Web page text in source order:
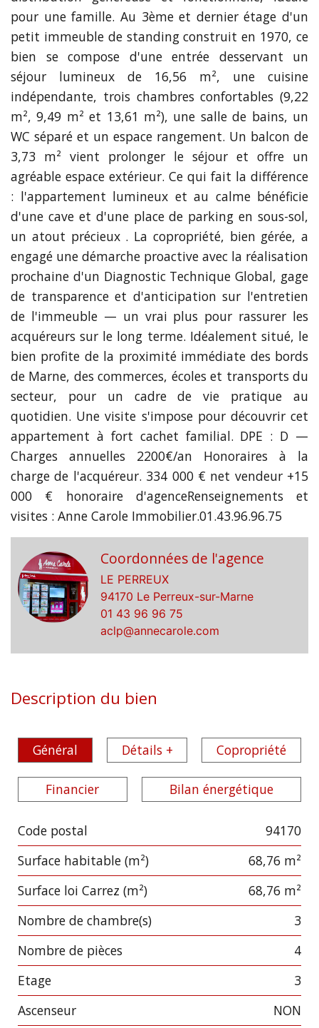
pour une famille. Au 3ème et dernier étage d'un
petit immeuble de standing construit en 1970, ce
bien se compose d'une entrée desservant un
séjour lumineux de 16,56 m², une cuisine
indépendante, trois chambres confortables (9,22
m², 9,49 m² et 13,61 m²), une salle de bains, un
WC séparé et un espace rangement. Un balcon de
3,73 m² vient prolonger le séjour et offre un
agréable espace extérieur. Ce qui fait la différence
: l'appartement lumineux et au calme bénéficie
d'une cave et d'une place de parking en sous-sol,
un atout précieux . La copropriété, bien gérée, a
engagé une démarche proactive avec la réalisation
prochaine d'un Diagnostic Technique Global, gage
de transparence et d'anticipation sur l'entretien
de l'immeuble — un vrai plus pour rassurer les
acquéreurs sur le long terme. Idéalement situé, le
bien profite de la proximité immédiate des bords
de Marne, des commerces, écoles et transports du
secteur, pour un cadre de vie pratique au
quotidien. Une visite s'impose pour découvrir cet
appartement à fort cachet familial. DPE : D —
Charges annuelles 2200€/an Honoraires à la
charge de l'acquéreur. 334 000 € net vendeur +15
000 € honoraire d'agenceRenseignements et
visites : Anne Carole Immobilier.01.43.96.96.75
Coordonnées de l'agence
LE PERREUX
94170 Le Perreux-sur-Marne
01 43 96 96 75
aclp@annecarole.com
Description du bien
Général Détails + Copropriété
Financier Bilan énergétique
Label Value
Code postal
94170
Surface habitable (m²)
68,76 m²
Surface loi Carrez (m²)
68,76 m²
Nombre de chambre(s)
3
Nombre de pièces
4
Etage
3
Ascenseur
NON